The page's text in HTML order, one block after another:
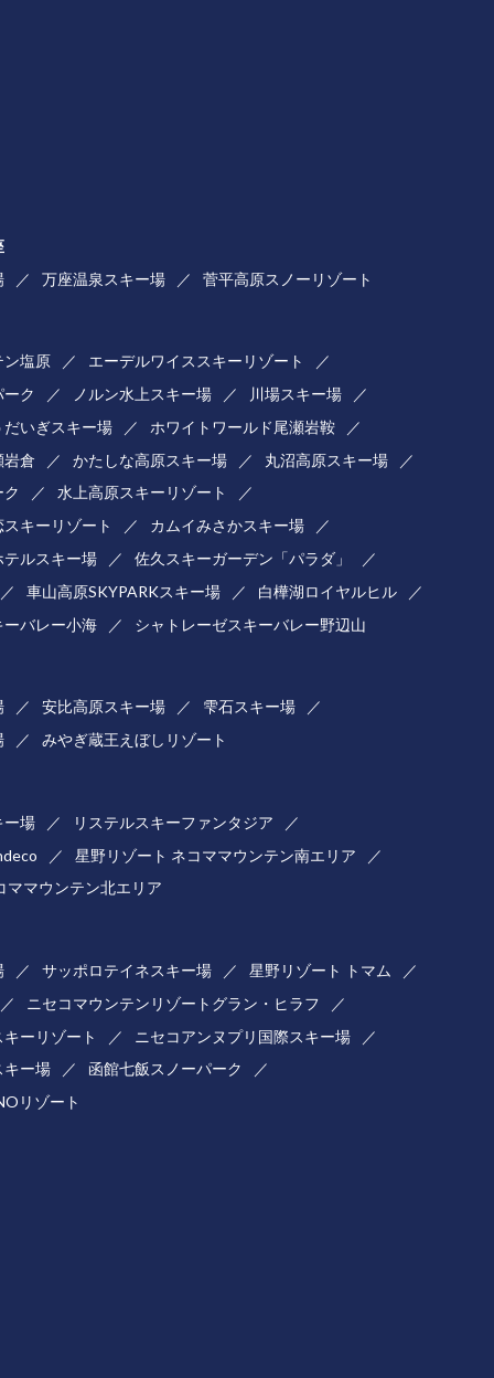
万座温泉スキー場 菅平高原スノーリゾート
ン塩原
エーデルワイススキーリゾート
ク
ノルン水上スキー場
川場スキー場
いぎスキー場
ホワイトワールド尾瀬岩鞍
岩倉
かたしな高原スキー場
丸沼高原スキー場
水上高原スキーリゾート
キーリゾート
カムイみさかスキー場
ルスキー場
佐久スキーガーデン「パラダ」
車山高原SKYPARKスキー場
白樺湖ロイヤルヒル
バレー小海
シャトレーゼスキーバレー野辺山
安比高原スキー場
雫石スキー場
みやぎ蔵王えぼしリゾート
ー場
リステルスキーファンタジア
星野リゾート ネコママウンテン南エリア
ママウンテン北エリア
サッポロテイネスキー場
星野リゾート トマム
ニセコマウンテンリゾートグラン・ヒラフ
ーリゾート
ニセコアンヌプリ国際スキー場
キー場
函館七飯スノーパーク
リゾート